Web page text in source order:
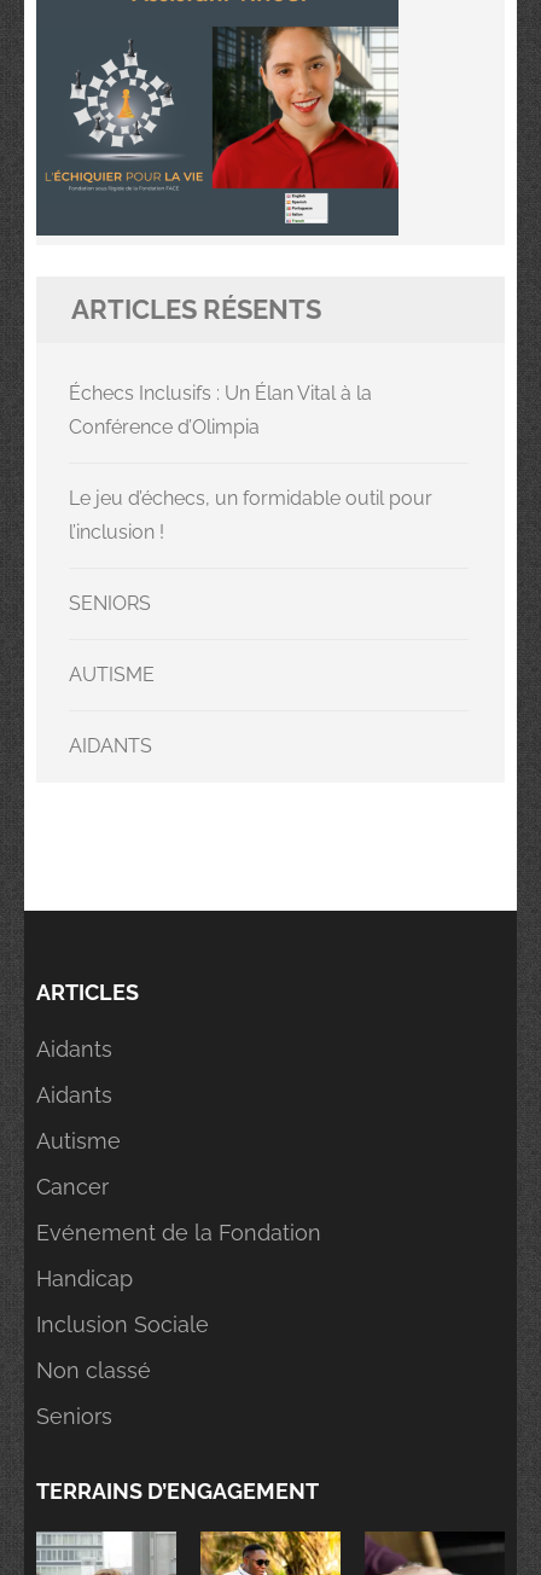
ARTICLES RÉSENTS
Échecs Inclusifs : Un Élan Vital à la
Conférence d’Olimpia
Le jeu d’échecs, un formidable outil pour
l’inclusion !
SENIORS
AUTISME
AIDANTS
ARTICLES
Aidants
Aidants
Autisme
Cancer
Evénement de la Fondation
Handicap
Inclusion Sociale
Non classé
Seniors
TERRAINS D’ENGAGEMENT